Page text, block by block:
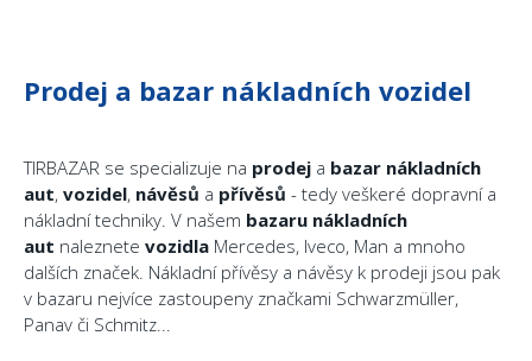
Prodej a bazar nákladních vozidel
TIRBAZAR se specializuje na prodej a bazar nákladních
aut, vozidel, návěsů a přívěsů - tedy veškeré dopravní a
nákladní techniky. V našem bazaru nákladních
aut naleznete vozidla Mercedes, Iveco, Man a mnoho
dalších značek. Nákladní přívěsy a návěsy k prodeji jsou pak
v bazaru nejvíce zastoupeny značkami Schwarzmüller,
Panav či Schmitz...